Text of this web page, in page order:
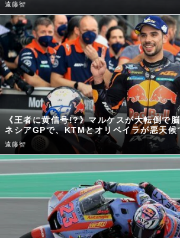
遠藤智
《王者に黄信号!?》マルケスが大転倒で
ネシアGPで、KTMとオリベイラが悪天候
遠藤智